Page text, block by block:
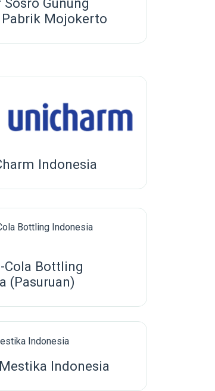
Mojokerto
Indonesia
Cola Bottling
(Pasuruan)
Indonesia